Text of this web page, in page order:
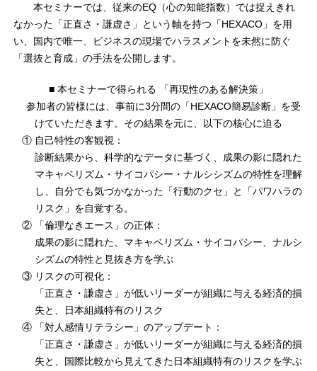
本セミナーでは、従来のEQ（心の知能指数）では捉えきれ
なかった「正直さ・謙虚さ」という軸を持つ「HEXACO」を用
い、国内で唯一、ビジネスの現場でハラスメントを未然に防ぐ
「選抜と育成」の手法を公開します。
■ 本セミナーで得られる 「再現性のある解決策」
参加者の皆様には、事前に3分間の「HEXACO簡易診断」を受
けていただきます。その結果を元に、以下の核心に迫る
① 自己特性の客観視：
診断結果から、科学的なデータに基づく、成果の影に隠れた
マキャベリズム・サイコパシー・ナルシシズムの特性を理解
し、自分でも気づかなかった「行動のクセ」と「パワハラの
リスク」を自覚する。
② 「倫理なきエース」の正体：
成果の影に隠れた、マキャベリズム・サイコパシー、ナルシ
シズムの特性と見抜き方を学ぶ
③ リスクの可視化：
「正直さ・謙虚さ」が低いリーダーが組織に与える経済的損
失と、日本組織特有のリスク
④ 「対人感情リテラシー」のアップデート：
「正直さ・謙虚さ」が低いリーダーが組織に与える経済的損
失と、国際比較から見えてきた日本組織特有のリスクを学ぶ